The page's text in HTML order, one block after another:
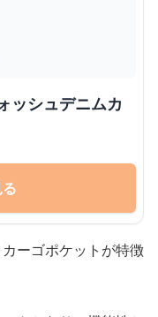
ッシュデニムカ
ーゴポケットが特徴